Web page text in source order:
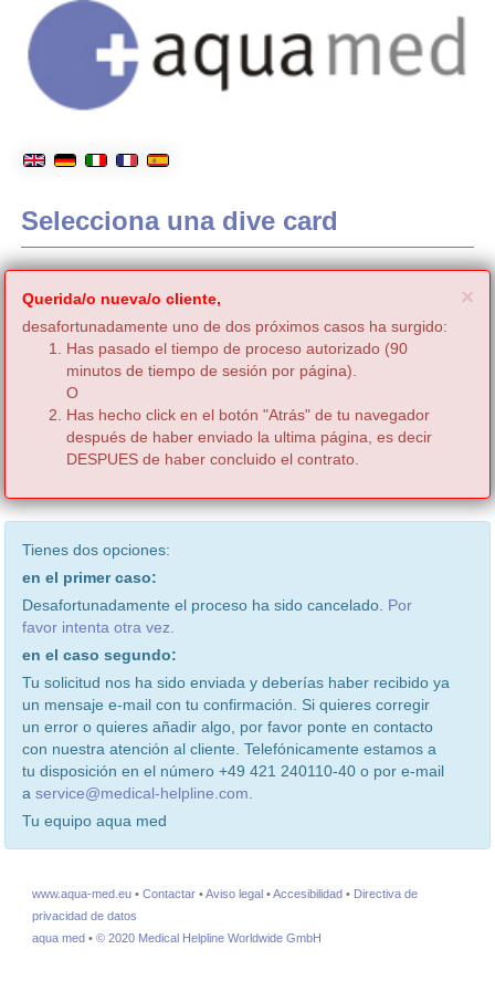
Selecciona una dive card
×
Querida/o nueva/o cliente,
desafortunadamente uno de dos próximos casos ha surgido:
Has pasado el tiempo de proceso autorizado (90
minutos de tiempo de sesión por página).
O
Has hecho click en el botón "Atrás" de tu navegador
después de haber enviado la ultima página, es decir
DESPUES de haber concluido el contrato.
Tienes dos opciones:
en el primer caso:
Desafortunadamente el proceso ha sido cancelado. Por
favor intenta otra vez.
en el caso segundo:
Tu solicitud nos ha sido enviada y deberías haber recibido ya
un mensaje e-mail con tu confirmación. Si quieres corregir
un error o quieres añadir algo, por favor ponte en contacto
con nuestra atención al cliente. Telefónicamente estamos a
tu disposición en el número +49 421 240110-40 o por e-mail
a service@medical-helpline.com.
Tu equipo aqua med
www.aqua-med.eu • Contactar •Aviso legal •Accesibilidad • Directiva de
privacidad de datos
aqua med • © 2020 Medical Helpline Worldwide GmbH